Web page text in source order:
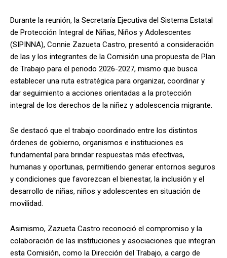
Durante la reunión, la Secretaría Ejecutiva del Sistema Estatal
de Protección Integral de Niñas, Niños y Adolescentes
(SIPINNA), Connie Zazueta Castro, presentó a consideración
de las y los integrantes de la Comisión una propuesta de Plan
de Trabajo para el periodo 2026-2027, mismo que busca
establecer una ruta estratégica para organizar, coordinar y
dar seguimiento a acciones orientadas a la protección
integral de los derechos de la niñez y adolescencia migrante.
Se destacó que el trabajo coordinado entre los distintos
órdenes de gobierno, organismos e instituciones es
fundamental para brindar respuestas más efectivas,
humanas y oportunas, permitiendo generar entornos seguros
y condiciones que favorezcan el bienestar, la inclusión y el
desarrollo de niñas, niños y adolescentes en situación de
movilidad.
Asimismo, Zazueta Castro reconoció el compromiso y la
colaboración de las instituciones y asociaciones que integran
esta Comisión, como la Dirección del Trabajo, a cargo de